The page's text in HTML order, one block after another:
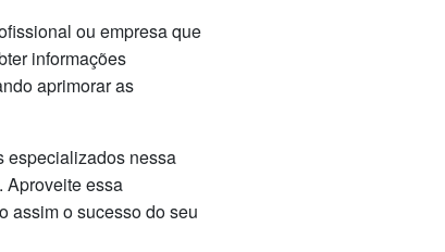
ou empresa que
informações
aprimorar as
especializados nessa
Aproveite essa
assim o sucesso do seu